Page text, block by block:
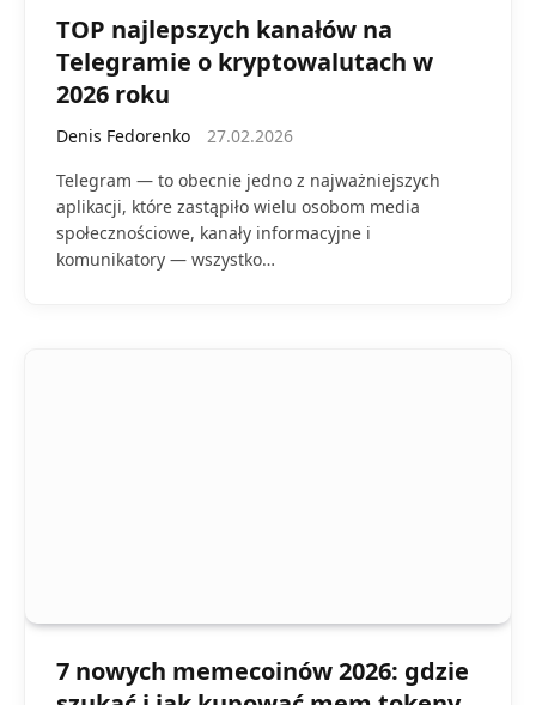
TOP najlepszych kanałów na
Telegramie o kryptowalutach w
2026 roku
Denis Fedorenko
27.02.2026
Telegram — to obecnie jedno z najważniejszych
aplikacji, które zastąpiło wielu osobom media
społecznościowe, kanały informacyjne i
komunikatory — wszystko…
7 nowych memecoinów 2026: gdzie